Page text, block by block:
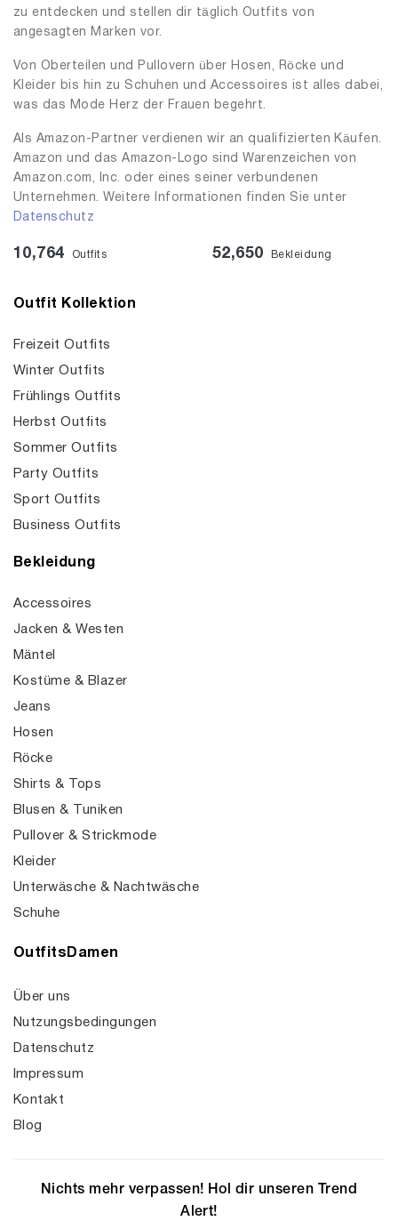
zu entdecken und stellen dir täglich Outfits von
angesagten Marken vor.
Von Oberteilen und Pullovern über Hosen, Röcke und
Kleider bis hin zu Schuhen und Accessoires ist alles dabei,
was das Mode Herz der Frauen begehrt.
Als Amazon-Partner verdienen wir an qualifizierten Käufen.
Amazon und das Amazon-Logo sind Warenzeichen von
Amazon.com, Inc. oder eines seiner verbundenen
Unternehmen. Weitere Informationen finden Sie unter
Datenschutz
10,764 Outfits 52,650 Bekleidung
Outfit Kollektion
Freizeit Outfits
Winter Outfits
Frühlings Outfits
Herbst Outfits
Sommer Outfits
Party Outfits
Sport Outfits
Business Outfits
Bekleidung
Accessoires
Jacken & Westen
Mäntel
Kostüme & Blazer
Jeans
Hosen
Röcke
Shirts & Tops
Blusen & Tuniken
Pullover & Strickmode
Kleider
Unterwäsche & Nachtwäsche
Schuhe
OutfitsDamen
Über uns
Nutzungsbedingungen
Datenschutz
Impressum
Kontakt
Blog
Nichts mehr verpassen! Hol dir unseren Trend
Alert!